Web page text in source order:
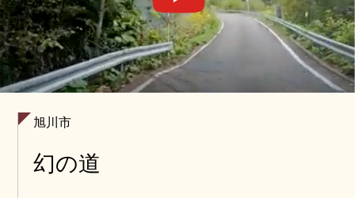
旭川市
幻の道